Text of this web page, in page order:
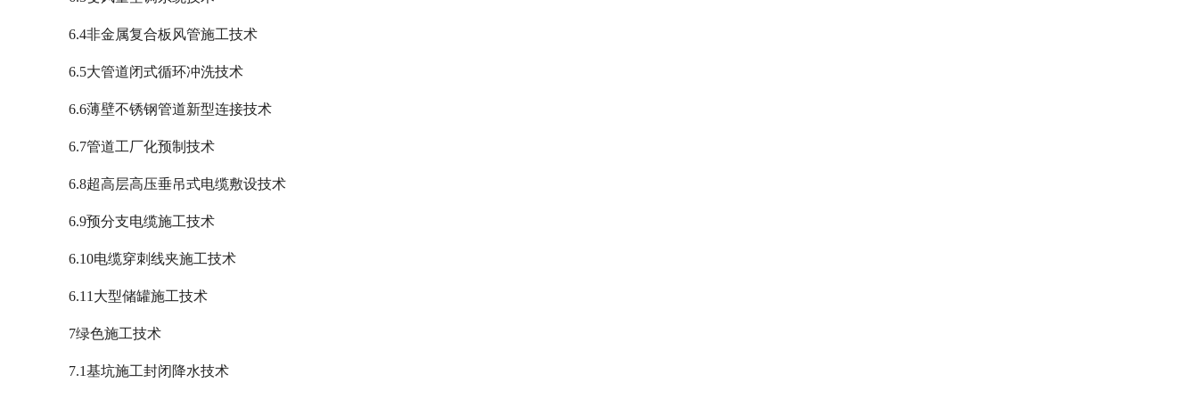
6.4非金属复合板风管施工技术
6.5大管道闭式循环冲洗技术
6.6薄壁不锈钢管道新型连接技术
6.7管道工厂化预制技术
6.8超高层高压垂吊式电缆敷设技术
6.9预分支电缆施工技术
6.10电缆穿刺线夹施工技术
6.11大型储罐施工技术
7绿色施工技术
7.1基坑施工封闭降水技术